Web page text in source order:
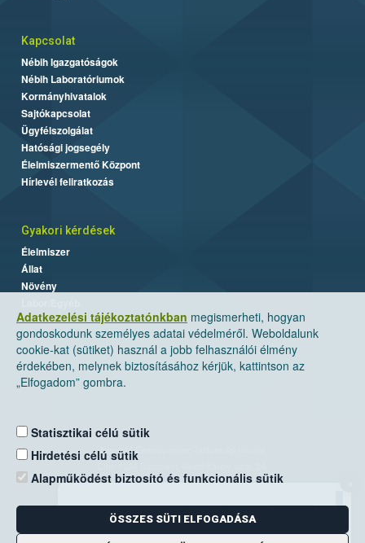
Adatkezelési tájékoztatónkban megismerheti, hogyan
gondoskodunk személyes adatai védelméről. Weboldalunk
cookie-kat (sütiket) használ a jobb felhasználói élmény
érdekében, melynek biztosításához kérjük, kattintson az
„Elfogadom” gombra.
Statisztikai célú sütik
Hirdetési célú sütik
Alapműködést biztosító és funkcionális sütik
ÖSSZES SÜTI ELFOGADÁSA
Kapcsolat
Nébih Igazgatóságok
Nébih Laboratóriumok
Kormányhivatalok
Sajtókapcsolat
Ügyfélszolgálat
Hatósági jogsegély
Élelmiszermentő Központ
Hírlevél feliratkozás
Gyakori kérdések
Élelmiszer
Állat
Növény
Nemzeti Élelmiszerlánc-biztonsági Hivatal
Levelezési cím: 1525 Budapest. Pf. 30.
E-mail:ugyfelszolgalat@nebih.gov.hu